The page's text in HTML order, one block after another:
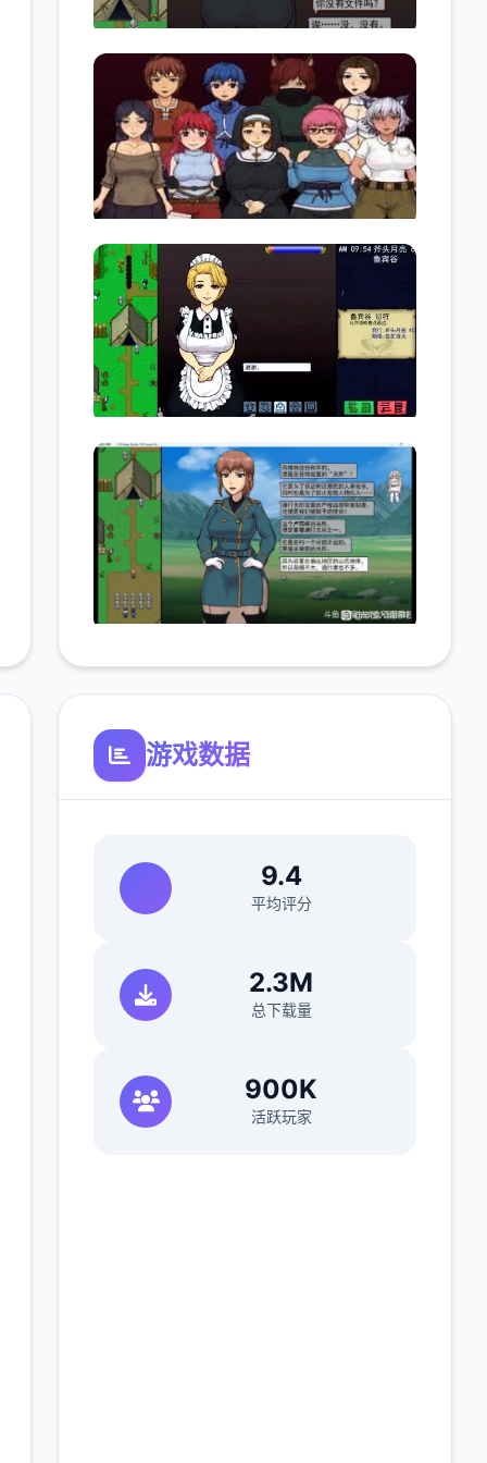
游戏数据
9.4
平均评分
2.3M
总下载量
900K
活跃玩家